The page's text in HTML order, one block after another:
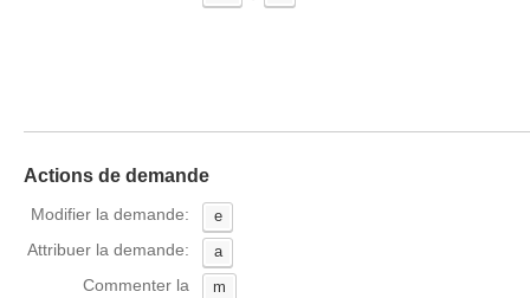
Actions de demande
Modifier la demande: e
Attribuer la demande: a
Commenter la
m